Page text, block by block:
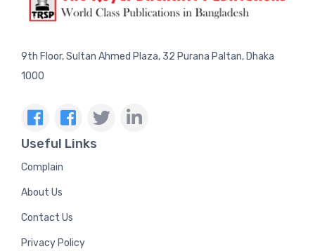
9th Floor, Sultan Ahmed Plaza, 32 Purana Paltan, Dhaka
1000
Useful Links
Complain
About Us
Contact Us
Privacy Policy